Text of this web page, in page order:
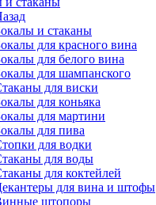
и стаканы
для красного вина
для белого вина
для шампанского
для виски
для коньяка
для мартини
для пива
для водки
для воды
для коктейлей
для вина и штофы
штопоры